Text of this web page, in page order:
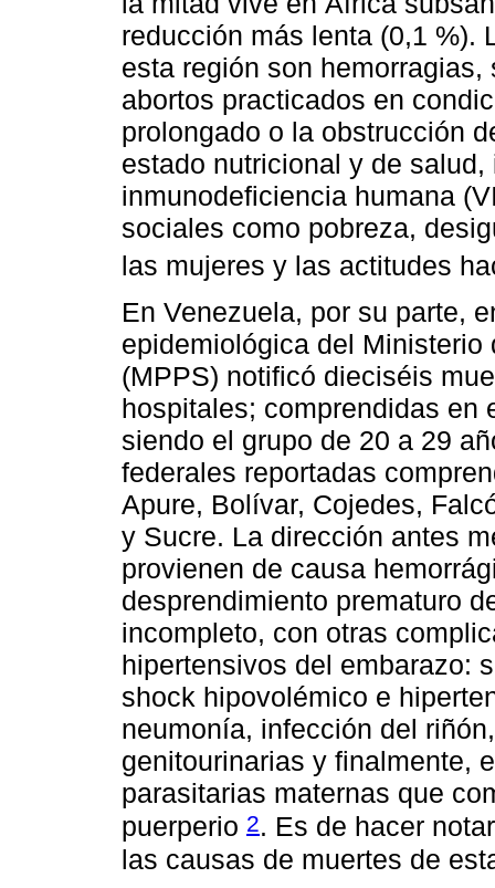
reducción más lenta (0,1 %).
esta región son
abortos practicados en
prolongado o la obstrucción
estado nutricional y de
inmunodeficiencia humana
sociales como pobreza,
las mujeres y las actitudes
En Venezuela, por su parte,
epidemiológica del
(MPPS) notificó dieciséis
hospitales; comprendidas en
siendo el grupo de 20 a 29
federales reportadas
Apure, Bolívar, Cojedes,
y Sucre. La dirección antes
provienen de causa
desprendimiento prematuro
incompleto, con otras
hipertensivos del embarazo:
shock hipovolémico e
neumonía, infección del
genitourinarias y finalmente,
parasitarias maternas que
puerperio 2. Es de hacer
las causas de muertes de